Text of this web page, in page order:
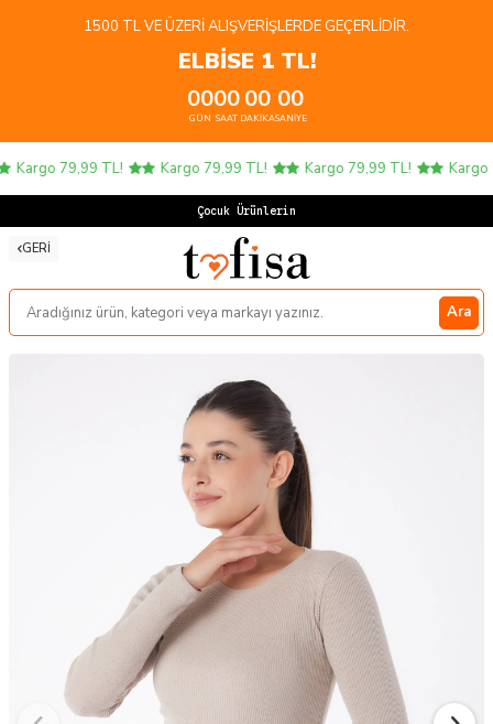
1500 TL VE ÜZERI ALIŞVERIŞLERDE GEÇERLIDIR.
ELBİSE 1 TL!
00
GÜN
00
SAAT
00
DAKIKA
00
SANIYE
Kargo 79,99 TL! Kargo 79,99 TL! Kargo 79,99 TL! Kargo
Çocuk Ürünlerinde
GERI
Ara